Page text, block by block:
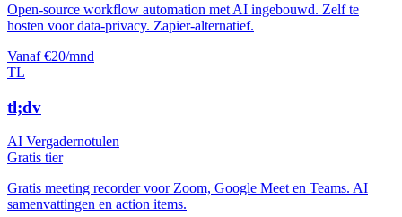
Open-source workflow automation met AI ingebouwd. Zelf te
hosten voor data-privacy. Zapier-alternatief.
Vanaf €20/mnd
TL
tl;dv
AI Vergadernotulen
Gratis tier
Gratis meeting recorder voor Zoom, Google Meet en Teams. AI
samenvattingen en action items.